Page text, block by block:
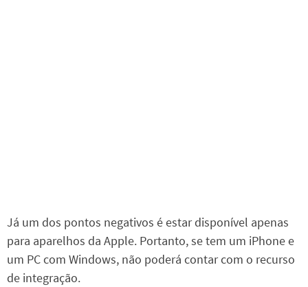
Já um dos pontos negativos é estar disponível apenas
para aparelhos da Apple. Portanto, se tem um iPhone e
um PC com Windows, não poderá contar com o recurso
de integração.